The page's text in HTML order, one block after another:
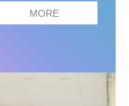
MORE